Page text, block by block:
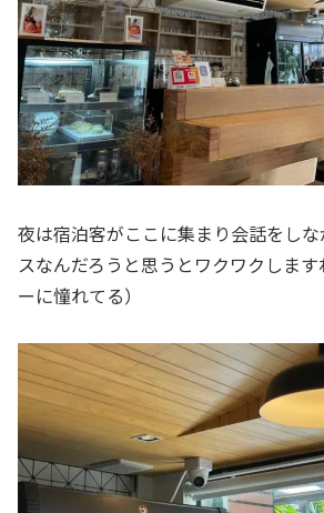
夜は宿泊客がここに集まり会話をし
スなんだろうと思うとワクワクしま
ーに憧れてる）